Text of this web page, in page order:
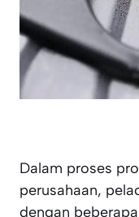
Dalam proses
perusahaan,
dengan